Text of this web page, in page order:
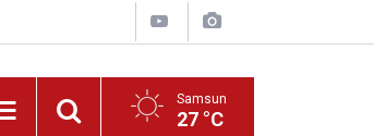
Samsun
27 °C